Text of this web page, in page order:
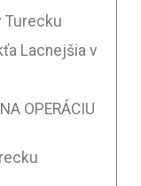
Turecku
Lacnejšia v
OPERÁCIU